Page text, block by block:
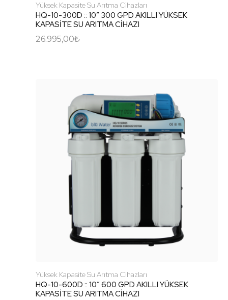
Yüksek Kapasite Su Arıtma Cihazları
HQ-10-300D :: 10″ 300 GPD AKILLI YÜKSEK
KAPASİTE SU ARITMA CİHAZI
26.995,00₺
Yüksek Kapasite Su Arıtma Cihazları
HQ-10-600D :: 10″ 600 GPD AKILLI YÜKSEK
KAPASİTE SU ARITMA CİHAZI